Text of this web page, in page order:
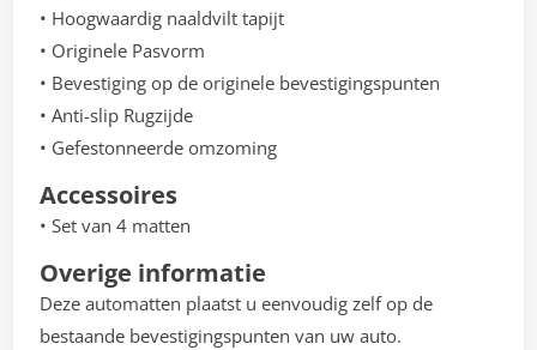
• Hoogwaardig naaldvilt tapijt
• Originele Pasvorm
• Bevestiging op de originele bevestigingspunten
• Anti-slip Rugzijde
• Gefestonneerde omzoming
Accessoires
• Set van 4 matten
Overige informatie
Deze automatten plaatst u eenvoudig zelf op de
bestaande bevestigingspunten van uw auto.